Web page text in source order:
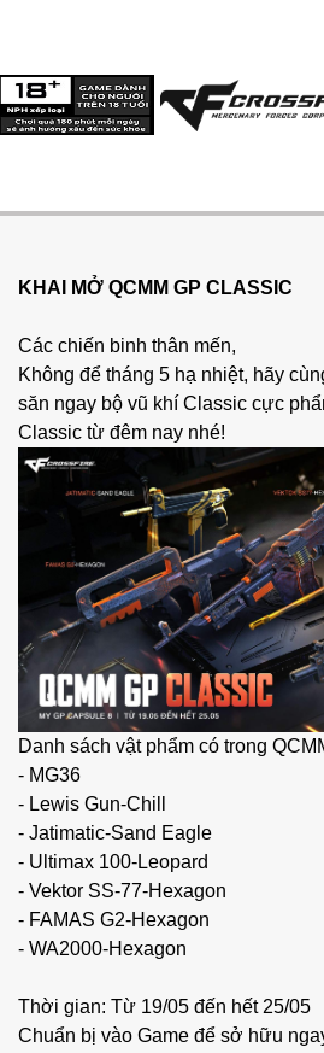
KHAI MỞ QCMM GP CLASSIC
Các chiến binh thân mến,
Không để tháng 5 hạ nhiệt, hãy
săn ngay bộ vũ khí Classic cực
Classic từ đêm nay nhé!
Danh sách vật phẩm có trong
- MG36
- Lewis Gun-Chill
- Jatimatic-Sand Eagle
- Ultimax 100-Leopard
- Vektor SS-77-Hexagon
- FAMAS G2-Hexagon
- WA2000-Hexagon
Thời gian: Từ 19/05 đến hết 25/05
Chuẩn bị vào Game để sở hữu